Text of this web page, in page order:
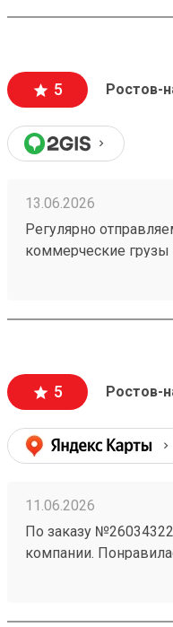
отправления
5 Ростов-
13.06.2026
Регулярно
коммерческие
быстро. Персонал
оформлением. Самое
стопроцентная
сроки соблюдаются.
260183788)
5 Ростов-
11.06.2026
По заказу
компании.
своевременно.